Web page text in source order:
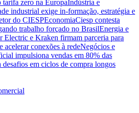
tarifa zero na EuropaIndústria e
industrial exige in-formação, estratégia e
do CIESPEconomiaCiesp contesta
trabalho forçado no BrasilEnergia e
Electric e Kraken firmam parceria para
acelerar conexões à redeNegócios e
impulsiona vendas em 80% das
desafios em ciclos de compra longos